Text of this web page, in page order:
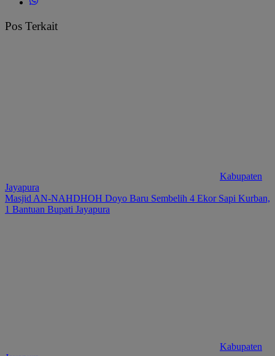
Pos Terkait
Kabupaten
Jayapura
Masjid AN-NAHDHOH Doyo Baru Sembelih 4 Ekor Sapi Kurban,
1 Bantuan Bupati Jayapura
Kabupaten